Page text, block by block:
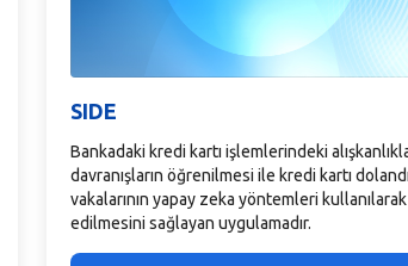
SIDE
Bankadaki kredi kartı işlemlerindeki
davranışların öğrenilmesi ile kredi kartı
vakalarının yapay zeka yöntemleri
edilmesini sağlayan uygulamadır.